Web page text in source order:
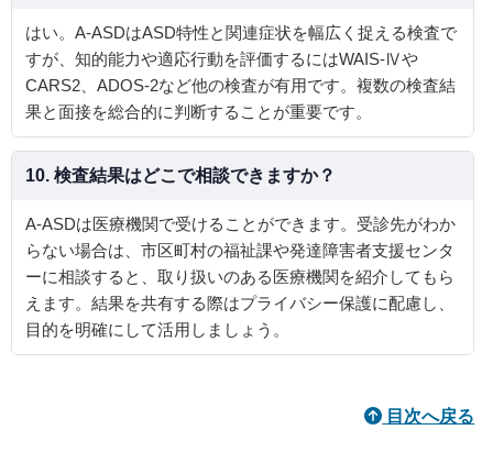
はい。A‑ASDはASD特性と関連症状を幅広く捉える検査で
すが、知的能力や適応行動を評価するにはWAIS‑Ⅳや
CARS2、ADOS‑2など他の検査が有用です。複数の検査結
果と面接を総合的に判断することが重要です。
10. 検査結果はどこで相談できますか？
A‑ASDは医療機関で受けることができます。受診先がわか
らない場合は、市区町村の福祉課や発達障害者支援センタ
ーに相談すると、取り扱いのある医療機関を紹介してもら
えます。結果を共有する際はプライバシー保護に配慮し、
目的を明確にして活用しましょう。
目次へ戻る